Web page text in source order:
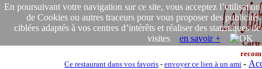
En poursuivant votre navigation sur ce site, vous acceptez l’utilisation
de Cookies ou autres traceurs pour vous proposer des publicités
ciblées adaptés à vos centres d’intérêts et réaliser des statistiques de
visites en savoir +
Carte
Ce restaurant dans vos favoris - envoyer ce lien à un ami -